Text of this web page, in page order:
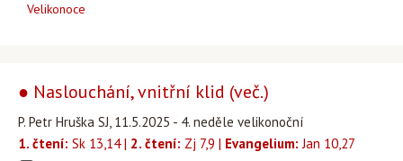
Velikonoce
● Naslouchání, vnitřní klid (več.)
P. Petr Hruška SJ, 11.5.2025 - 4. neděle velikonoční
1. čtení: Sk 13,14 | 2. čtení: Zj 7,9 | Evangelium: Jan 10,27